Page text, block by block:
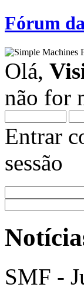
Fórum
Olá,
não for
Entrar
sessão
SMF -